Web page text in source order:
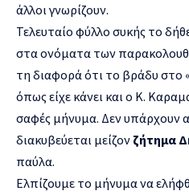
άλλοι γνωρίζουν.
Τελευταίο φύλλο συκής το
στα ονόματα των
τη διαφορά ότι το βράδυ στο
όπως είχε κάνει και ο Κ.
σαφές μήνυμα. Δεν υπάρχουν
διακυβεύεται μείζον ζήτημα
παύλα.
Ελπίζουμε το μήνυμα να